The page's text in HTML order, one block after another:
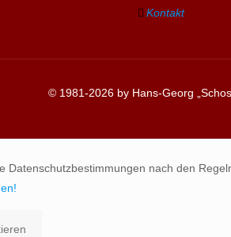
Kontakt
© 1981-2026 by Hans-Georg
Datenschutzbestimmungen nach den